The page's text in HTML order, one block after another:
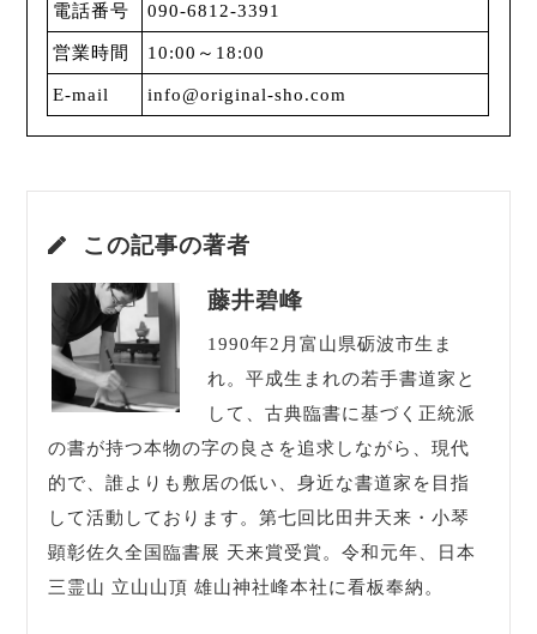
電話番号 090-6812-3391
営業時間 10:00～18:00
E-mail info@original-sho.com
この記事の著者
藤井碧峰
1990年2月富山県砺波市生ま
れ。平成生まれの若手書道家と
して、古典臨書に基づく正統派
の書が持つ本物の字の良さを追求しながら、現代
的で、誰よりも敷居の低い、身近な書道家を目指
して活動しております。第七回比田井天来・小琴
顕彰佐久全国臨書展 天来賞受賞。令和元年、日本
三霊山 立山山頂 雄山神社峰本社に看板奉納。